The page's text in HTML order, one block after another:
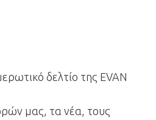
δελτίο της EVAN
μας, τα νέα, τους